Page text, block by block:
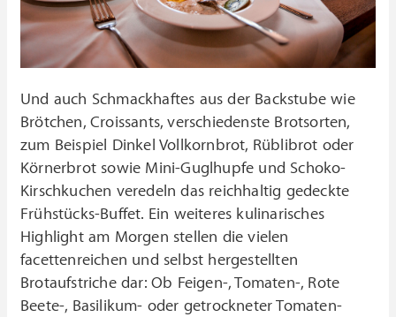
Und auch Schmackhaftes aus der Backstube wie
Brötchen, Croissants, verschiedenste Brotsorten,
zum Beispiel Dinkel Vollkornbrot, Rüblibrot oder
Körnerbrot sowie Mini-Guglhupfe und Schoko-
Kirschkuchen veredeln das reichhaltig gedeckte
Frühstücks-Buffet. Ein weiteres kulinarisches
Highlight am Morgen stellen die vielen
facettenreichen und selbst hergestellten
Brotaufstriche dar: Ob Feigen-, Tomaten-, Rote
Beete-, Basilikum- oder getrockneter Tomaten-